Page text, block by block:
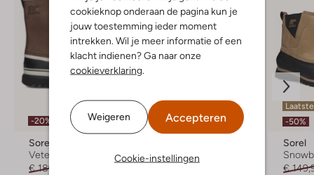
cookieknop onderaan de pagina kun je
jouw toestemming ieder moment
intrekken. Wil je meer informatie of een
klacht indienen? Ga naar onze
cookieverklaring
Weigeren Accepteren
Cookie-instellingen
-20%
Sorel
Veterboots
€ 189,95
-30%
Veterboots
-50%
Sorel
€